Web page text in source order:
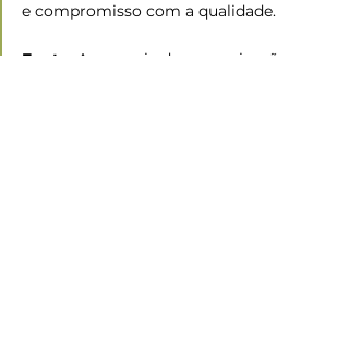
e compromisso com a qualidade.
Fonte:
Assessoria de comunicação